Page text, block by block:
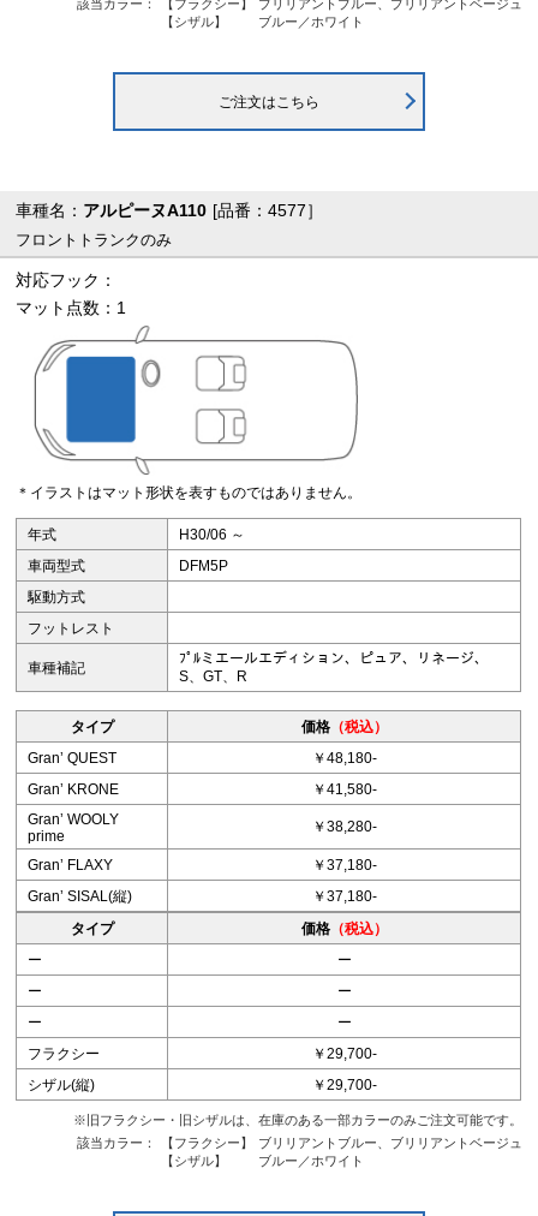
該当カラー：
【フラクシー】
ブリリアントブルー、ブリリアントベージュ
【シザル】
ブルー／ホワイト
ご注文はこちら
車種名： アルピーヌA110 [品番：4577］
フロントトランクのみ
対応フック：
マット点数：1
＊イラストはマット形状を表すものではありません。
年式
H30/06 ～
車両型式
DFM5P
駆動方式
フットレスト
車種補記
ﾌﾟﾙミエールエディション、ピュア、リネージ、
S、GT、R
タイプ 価格（税込）
Granʼ QUEST
￥48,180-
Granʼ KRONE
￥41,580-
Granʼ WOOLY
prime
￥38,280-
Granʼ FLAXY
￥37,180-
Granʼ SISAL(縦)
￥37,180-
タイプ
価格（税込）
ー
ー
ー
ー
ー
ー
フラクシー
￥29,700-
シザル(縦)
￥29,700-
※旧フラクシー・旧シザルは、在庫のある一部カラーのみご注文可能です。
該当カラー：
【フラクシー】
ブリリアントブルー、ブリリアントベージュ
【シザル】
ブルー／ホワイト